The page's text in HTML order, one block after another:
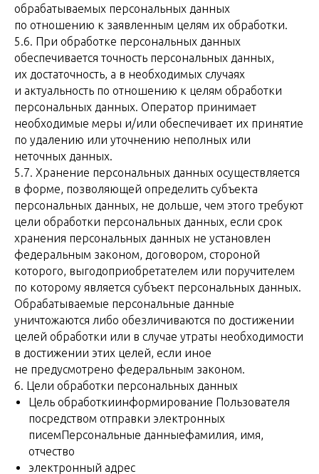
обрабатываемых персональных данных
по отношению к заявленным целям их обработки.
5.6. При обработке персональных данных
обеспечивается точность персональных данных,
их достаточность, а в необходимых случаях
и актуальность по отношению к целям обработки
персональных данных. Оператор принимает
необходимые меры и/или обеспечивает их принятие
по удалению или уточнению неполных или
неточных данных.
5.7. Хранение персональных данных осуществляется
в форме, позволяющей определить субъекта
персональных данных, не дольше, чем этого требуют
цели обработки персональных данных, если срок
хранения персональных данных не установлен
федеральным законом, договором, стороной
которого, выгодоприобретателем или поручителем
по которому является субъект персональных данных.
Обрабатываемые персональные данные
уничтожаются либо обезличиваются по достижении
целей обработки или в случае утраты необходимости
в достижении этих целей, если иное
не предусмотрено федеральным законом.
6. Цели обработки персональных данных
Цель обработкиинформирование Пользователя
посредством отправки электронных
писемПерсональные данныефамилия, имя,
отчество
электронный адрес